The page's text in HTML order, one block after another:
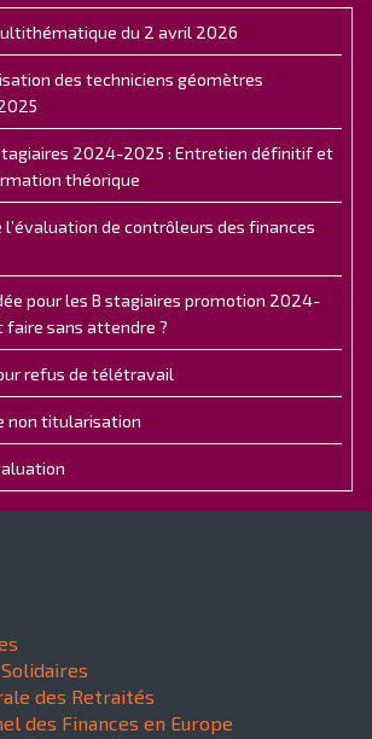
du 2 avril 2026
des techniciens géomètres
2024-2025 : Entretien définitif et
théorique
l’évaluation de contrôleurs des finances
pour les B stagiaires promotion 2024-
faire sans attendre ?
refus de télétravail
non titularisation
des Retraités
des Finances en Europe